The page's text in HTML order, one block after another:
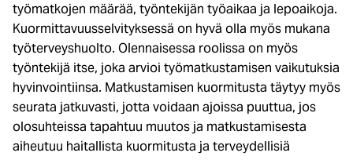
työmatkojen määrää, työntekijän työaikaa ja lepoaikoja.
Kuormittavuusselvityksessä on hyvä olla myös mukana
työterveyshuolto. Olennaisessa roolissa on myös
työntekijä itse, joka arvioi työmatkustamisen vaikutuksia
hyvinvointiinsa. Matkustamisen kuormitusta täytyy myös
seurata jatkuvasti, jotta voidaan ajoissa puuttua, jos
olosuhteissa tapahtuu muutos ja matkustamisesta
aiheutuu haitallista kuormitusta ja terveydellisiä